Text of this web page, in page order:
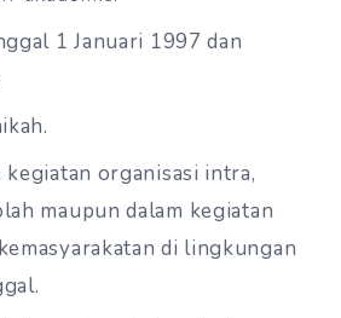
1 Januari 1997 dan
organisasi intra,
maupun dalam kegiatan
di lingkungan